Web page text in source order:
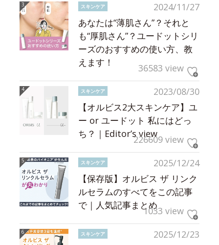
2024/11/27
スキンケア
あなたは“薄肌さん”？それと
も“厚肌さん”？ユードットシリ
ーズのおすすめの使い方、教
えます！
36583 view
2023/08/30
スキンケア
【オルビス2大スキンケア】ユ
ー or ユードット 私にはどっ
ち？｜Editor’s view226609 view
2025/12/24
スキンケア
【保存版】オルビス ザ リンク
ルセラムのすべてをこの記事
で｜人気記事まとめ1033 view
2025/12/23
スキンケア